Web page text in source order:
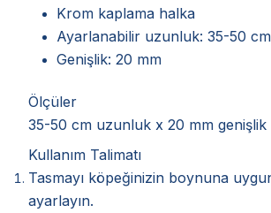
Krom kaplama halka
Ayarlanabilir uzunluk: 35-50 cm
Genişlik: 20 mm
Ölçüler
35-50 cm uzunluk x 20 mm genişlik
Kullanım Talimatı
Tasmayı köpeğinizin boynuna
ayarlayın.